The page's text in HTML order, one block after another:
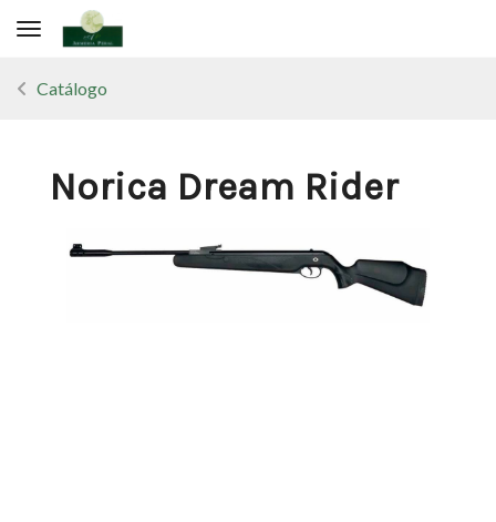
Toggle navigation
Catálogo
Norica Dream Rider